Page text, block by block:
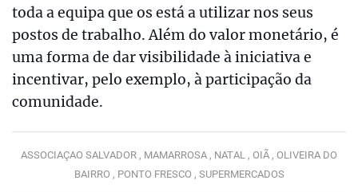
toda a equipa que os está a utilizar nos seus
postos de trabalho. Além do valor monetário, é
uma forma de dar visibilidade à iniciativa e
incentivar, pelo exemplo, à participação da
comunidade.
ASSOCIAÇAO SALVADOR , MAMARROSA , NATAL , OIÃ , OLIVEIRA DO
BAIRRO , PONTO FRESCO , SUPERMERCADOS